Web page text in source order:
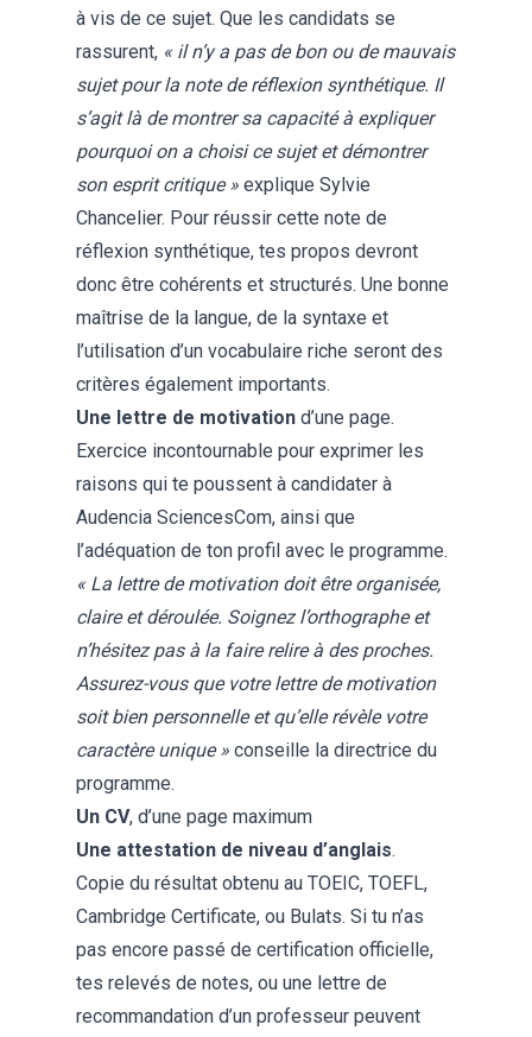
à vis de ce sujet. Que les candidats se
rassurent, « il n’y a pas de bon ou de mauvais
sujet pour la note de réflexion synthétique. Il
s’agit là de montrer sa capacité à expliquer
pourquoi on a choisi ce sujet et démontrer
son esprit critique » explique Sylvie
Chancelier. Pour réussir cette note de
réflexion synthétique, tes propos devront
donc être cohérents et structurés. Une bonne
maîtrise de la langue, de la syntaxe et
l’utilisation d’un vocabulaire riche seront des
critères également importants.
Une lettre de motivation d’une page.
Exercice incontournable pour exprimer les
raisons qui te poussent à candidater à
Audencia SciencesCom, ainsi que
l’adéquation de ton profil avec le programme.
« La lettre de motivation doit être organisée,
claire et déroulée. Soignez l’orthographe et
n’hésitez pas à la faire relire à des proches.
Assurez-vous que votre lettre de motivation
soit bien personnelle et qu’elle révèle votre
caractère unique » conseille la directrice du
programme.
Un CV, d’une page maximum
Une attestation de niveau d’anglais.
Copie du résultat obtenu au TOEIC, TOEFL,
Cambridge Certificate, ou Bulats. Si tu n’as
pas encore passé de certification officielle,
tes relevés de notes, ou une lettre de
recommandation d’un professeur peuvent